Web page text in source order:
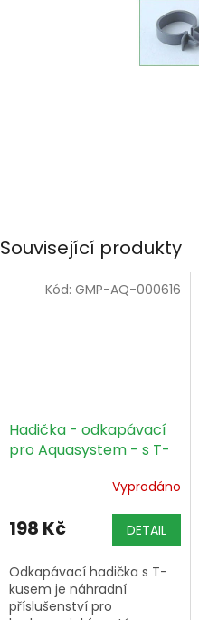
Související produkty
Hadička - odkapávací
pro Aquasystem - s T-
Vyprodáno
198 Kč DETAIL
Odkapávací hadička s T-
kusem je náhradní
příslušenství pro
Kód: GMP-AQ-000616